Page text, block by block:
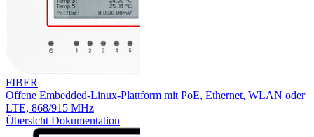
FIBER
Offene Embedded-Linux-Plattform mit PoE, Ethernet, WLAN oder
LTE, 868/915 MHz
Übersicht Dokumentation